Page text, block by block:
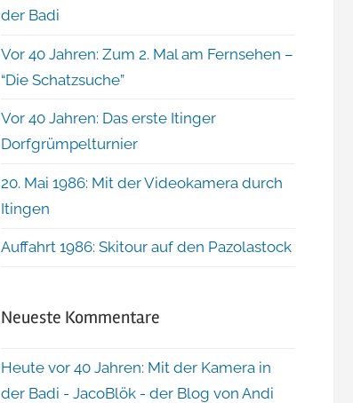
der Badi
Vor 40 Jahren: Zum 2. Mal am Fernsehen –
“Die Schatzsuche”
Vor 40 Jahren: Das erste Itinger
Dorfgrümpelturnier
20. Mai 1986: Mit der Videokamera durch
Itingen
Auffahrt 1986: Skitour auf den Pazolastock
Neueste Kommentare
Heute vor 40 Jahren: Mit der Kamera in
der Badi - JacoBlök - der Blog von Andi